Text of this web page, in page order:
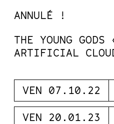
ANNULÉ !
THE YOUNG
ARTIFICIAL
VEN 07.10.22
VEN 20.01.23